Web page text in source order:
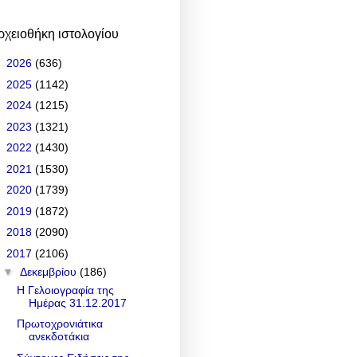
ιστολογίου
2026 (636)
2025 (1142)
2024 (1215)
2023 (1321)
2022 (1430)
2021 (1530)
2020 (1739)
2019 (1872)
2018 (2090)
2017 (2106)
▼ Δεκεμβρίου (186)
Η Γελοιογραφία της
Ημέρας 31.12.2017
Πρωτοχρονιάτικα
ανεκδοτάκια